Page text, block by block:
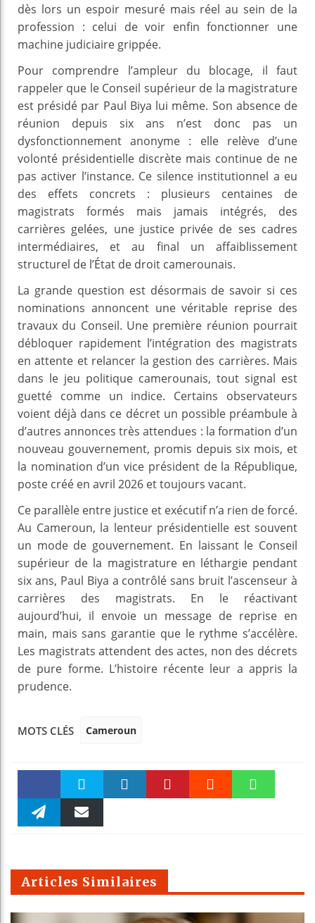
dès lors un espoir mesuré mais réel au sein de la
profession : celui de voir enfin fonctionner une
machine judiciaire grippée.
Pour comprendre l’ampleur du blocage, il faut
rappeler que le Conseil supérieur de la magistrature
est présidé par Paul Biya lui même. Son absence de
réunion depuis six ans n’est donc pas un
dysfonctionnement anonyme : elle relève d’une
volonté présidentielle discrète mais continue de ne
pas activer l’instance. Ce silence institutionnel a eu
des effets concrets : plusieurs centaines de
magistrats formés mais jamais intégrés, des
carrières gelées, une justice privée de ses cadres
intermédiaires, et au final un affaiblissement
structurel de l’État de droit camerounais.
La grande question est désormais de savoir si ces
nominations annoncent une véritable reprise des
travaux du Conseil. Une première réunion pourrait
débloquer rapidement l’intégration des magistrats
en attente et relancer la gestion des carrières. Mais
dans le jeu politique camerounais, tout signal est
guetté comme un indice. Certains observateurs
voient déjà dans ce décret un possible préambule à
d’autres annonces très attendues : la formation d’un
nouveau gouvernement, promis depuis six mois, et
la nomination d’un vice président de la République,
poste créé en avril 2026 et toujours vacant.
Ce parallèle entre justice et exécutif n’a rien de forcé.
Au Cameroun, la lenteur présidentielle est souvent
un mode de gouvernement. En laissant le Conseil
supérieur de la magistrature en léthargie pendant
six ans, Paul Biya a contrôlé sans bruit l’ascenseur à
carrières des magistrats. En le réactivant
aujourd’hui, il envoie un message de reprise en
main, mais sans garantie que le rythme s’accélère.
Les magistrats attendent des actes, non des décrets
de pure forme. L’histoire récente leur a appris la
prudence.
MOTS CLÉS Cameroun
Faceboo Twitter
m
Articles Similaires